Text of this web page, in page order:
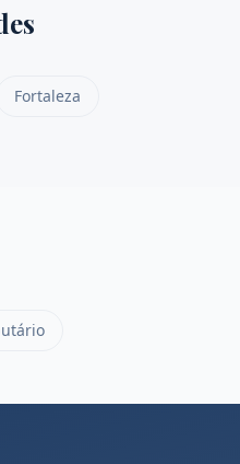
Fortaleza